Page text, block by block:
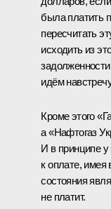
была платить
пересчитать
исходить из
идём
Кроме этого
а «Нафтогаз
И в принципе у
к оплате, имея
состояния
не платит.